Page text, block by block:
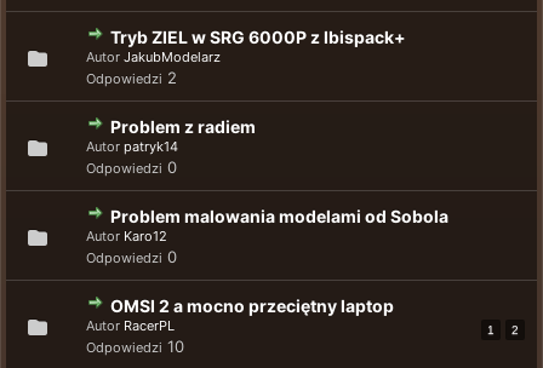
Tryb ZIEL w SRG 6000P z Ibispack+
Autor JakubModelarz
Odpowiedzi 2
Problem z radiem
Autor patryk14
Odpowiedzi 0
Problem malowania modelami od Sobola
Autor Karo12
Odpowiedzi 0
OMSI 2 a mocno przeciętny laptop
Autor RacerPL 1 2
Odpowiedzi 10